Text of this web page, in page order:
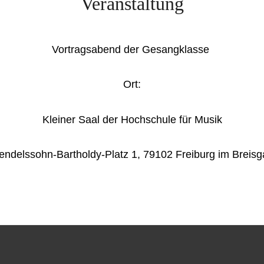
Vortragsabend der Gesangklasse
Ort:
Kleiner Saal der Hochschule für Musik
Bartholdy-Platz 1, 79102 Freiburg im